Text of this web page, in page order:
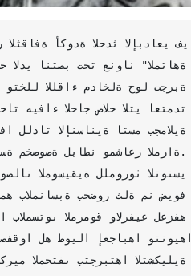
في نطاق مبادراته الاستثنائية
أبهى تجلياته بإقامة المعرض
3"، حيث شهد  يوم الجمعة 14
الرسامة هيفاء الحاج صالح، من
على القيمتين الضوئيتين الأبيض
لافتة ولمسة مخصوصة لباطن
إثرها تجلٌت فقرة ثانية راوحت
والشرقي والعالمي بإمضاء
الرواق قدموا من المهدية وثلة
الراقي، فكان لاختياراته الصدى
كما لا يفوتنا أن نشير أن